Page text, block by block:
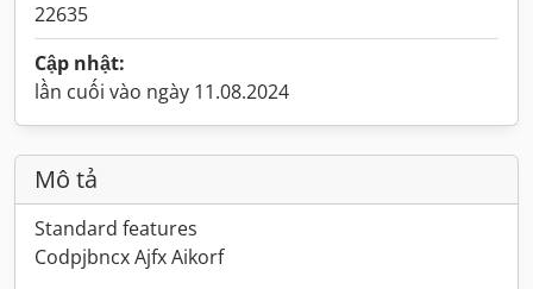
22635
Cập nhật:
lần cuối vào ngày 11.08.2024
Mô tả
Standard features
Codpjbncx Ajfx Aikorf